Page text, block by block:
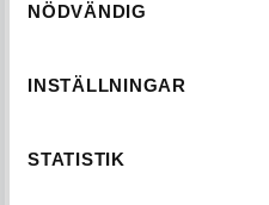
NÖDVÄNDIG
INSTÄLLNINGAR
STATISTIK
GLASPARTIER FÖR
Många restauranger väljer